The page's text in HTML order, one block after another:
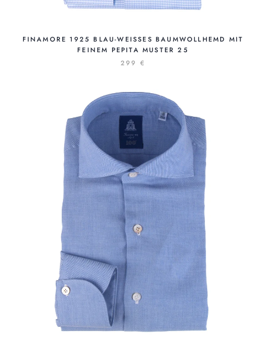
FINAMORE 1925 BLAU-WEISSES BAUMWOLLHEMD MIT F
EINEM PEPITA MUSTER 25
299 €